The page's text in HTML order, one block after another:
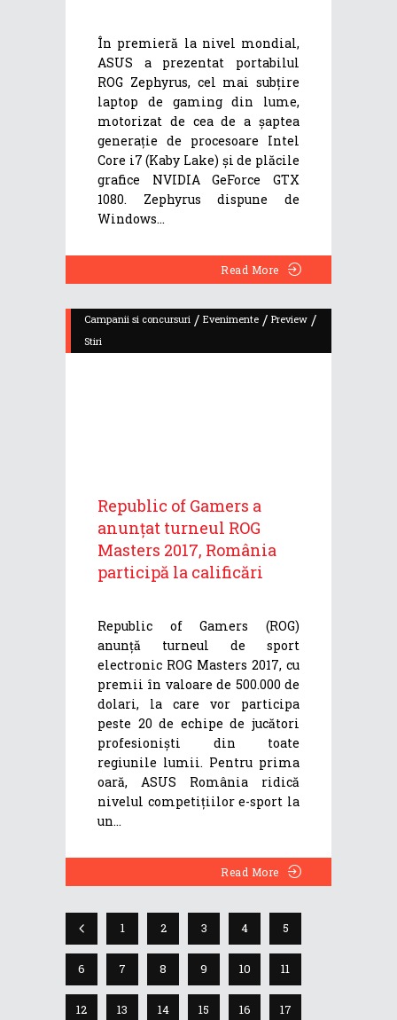
În premieră la nivel mondial,
ASUS a prezentat portabilul
ROG Zephyrus, cel mai subțire
laptop de gaming din lume,
motorizat de cea de a șaptea
generație de procesoare Intel
Core i7 (Kaby Lake) și de plăcile
grafice NVIDIA GeForce GTX
1080. Zephyrus dispune de
Windows
Read More
Campanii si concursuri / Evenimente / Preview /
Stiri
Republic of Gamers a
anunțat turneul ROG
Masters 2017, România
participă la calificări
Republic of Gamers (ROG)
anunță turneul de sport
electronic ROG Masters 2017, cu
premii în valoare de 500.000 de
dolari, la care vor participa
peste 20 de echipe de jucători
profesioniști din toate
regiunile lumii. Pentru prima
oară, ASUS România ridică
nivelul competițiilor e-sport la
un
Read More
1 2 3 4 5
6 7 8 9 10 11
12 13 14 15 16 17